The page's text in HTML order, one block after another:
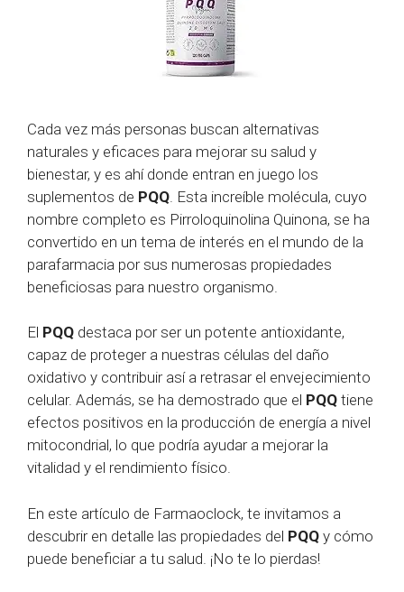
Cada vez más personas buscan alternativas
naturales y eficaces para mejorar su salud y
bienestar, y es ahí donde entran en juego los
suplementos de PQQ . Esta increíble molécula, cuyo
nombre completo es Pirroloquinolina Quinona, se ha
convertido en un tema de interés en el mundo de la
parafarmacia por sus numerosas propiedades
beneficiosas para nuestro organismo.
El PQQ destaca por ser un potente antioxidante,
capaz de proteger a nuestras células del daño
oxidativo y contribuir así a retrasar el envejecimiento
celular. Además, se ha demostrado que el PQQ tiene
efectos positivos en la producción de energía a nivel
mitocondrial, lo que podría ayudar a mejorar la
vitalidad y el rendimiento físico.
En este artículo de Farmaoclock, te invitamos a
descubrir en detalle las propiedades del PQQ y cómo
puede beneficiar a tu salud. ¡No te lo pierdas!